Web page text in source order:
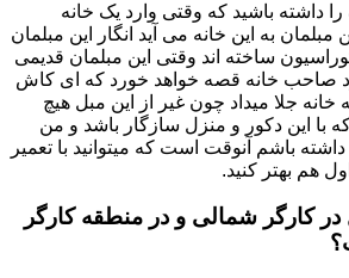
داشته باشید که وقتی وارد یک خانه
مبلمان به این خانه می آید انگار این مبلمان
ساخته اند وقتی این مبلمان قدیمی
صاحب خانه قصه خواهد خورد که ای کاش
جلا میداد چون غیر از این مبل هیچ
با این دکور و منزل سازگار باشد و من
باشم آنوقت است که میتوانید با تعمیر
هم بهتر کنید.
کارگر شمالی و در منطقه کارگر